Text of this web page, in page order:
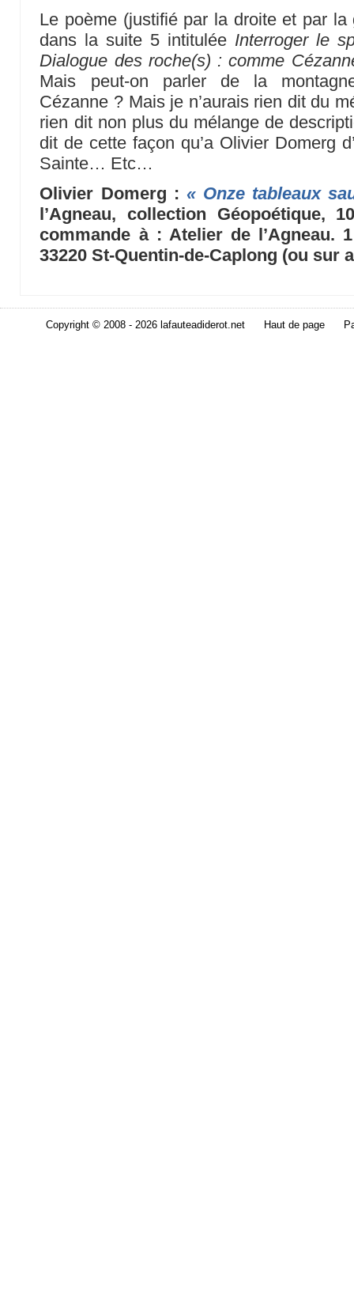
Le poème (justifié par la droite et par
dans la suite 5 intitulée Interroger le
Dialogue des roche(s) : comme
Mais peut-on parler de la
Cézanne ? Mais je n’aurais rien dit du
rien dit non plus du mélange de
dit de cette façon qu’a Olivier Domerg
Sainte… Etc…
Olivier Domerg : « Onze tableaux
l’Agneau, collection Géopoétique,
commande à : Atelier de l’Agneau.
33220 St-Quentin-de-Caplong (ou sur
Copyright © 2008 - 2026 lafauteadiderot.net Haut de page